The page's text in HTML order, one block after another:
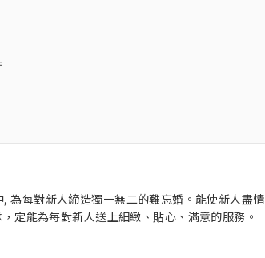
每對新人締造獨一無二的難忘婚。能使新人盡
定能為每對新人送上細緻、貼心、滿意的服務。